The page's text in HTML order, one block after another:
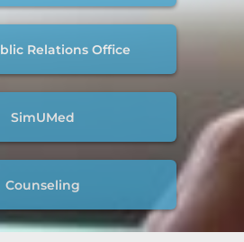
Relations Office
SimUMed
Counseling